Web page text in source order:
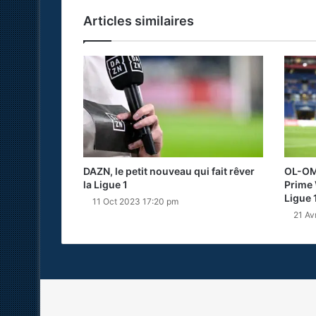
Articles similaires
DAZN, le petit nouveau qui fait rêver
la Ligue 1
11 Oct 2023 17:20 pm
OL-
Prime
Ligue 1
21